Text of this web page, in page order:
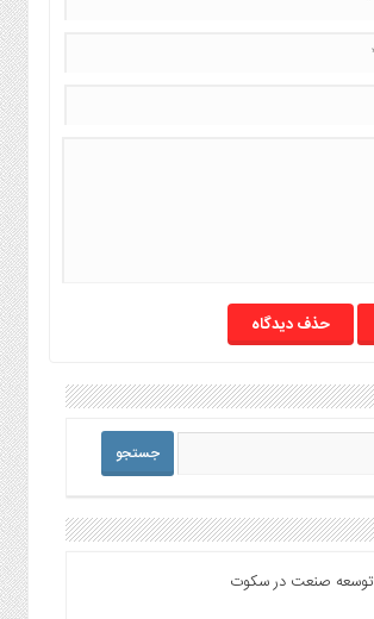
حذف دیدگاه
توسعه صنعت در سکوت